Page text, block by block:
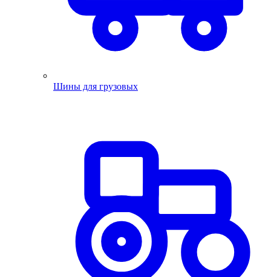
Шины для грузовых